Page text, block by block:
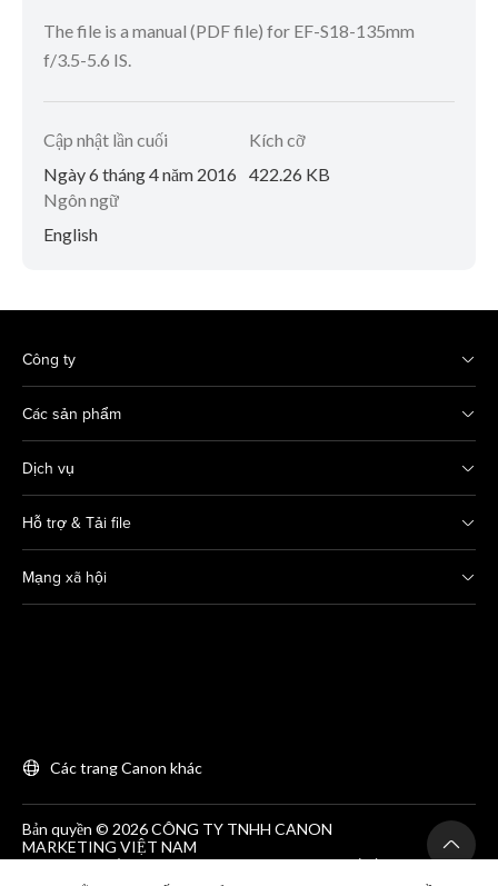
The file is a manual (PDF file) for EF-S18-135mm
f/3.5-5.6 IS.
Cập nhật lần cuối
Ngày 6 tháng 4 năm 2016
Kích cỡ
422.26 KB
Ngôn ngữ
English
Công ty
Các sản phẩm
Dịch vụ
Hỗ trợ & Tải file
Mạng xã hội
Các trang Canon khác
Bản quyền © 2026 CÔNG TY TNHH CANON
MARKETING VIỆT NAM
GCNĐKDN số 0311869297, do SKH&DT HCM cấp lần
đầu ngày 25/06/2012